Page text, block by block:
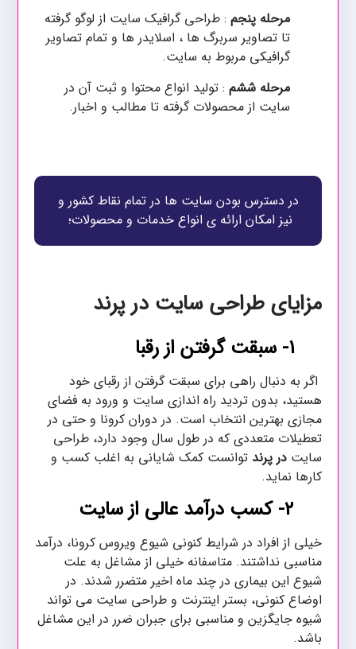
مرحله پنجم : طراحی گرافیک سایت از لوگو گرفته
تا تصاویر سربرگ ها ، اسلایدر ها و تمام تصاویر
گرافیکی مربوط به سایت.
مرحله ششم : تولید انواع محتوا و ثبت آن در
سایت از محصولات گرفته تا مطالب و اخبار.
در دسترس بودن سایت ها در تمام نقاط کشور و
نیز امکان ارائه ی انواع خدمات و محصولات؛
مزایای طراحی سایت در پرند
۱- سبقت گرفتن از رقبا
اگر به دنبال راهی برای سبقت گرفتن از رقبای خود
هستید، بدون تردید راه اندازی سایت و ورود به فضای
مجازی بهترین انتخاب است. در دوران کرونا و حتی در
تعطیلات متعددی که در طول سال وجود دارد، طراحی
سایتدر پرند توانست کمک شایانی به اغلب کسب و
کارها نماید.
کسب درآمد عالی از سایت
خیلی از افراد در شرایط کنونی شیوع ویروس کرونا، درآمد
مناسبی نداشتند. متاسفانه خیلی از مشاغل به علت
شیوع این بیماری در چند ماه اخیر متضرر شدند. در
اوضاع کنونی، بستر اینترنت و طراحی سایت می تواند
شیوه جایگزین و مناسبی برای جبران ضرر در این مشاغل
باشد.